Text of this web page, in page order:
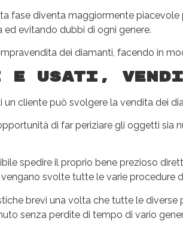
fase diventa maggiormente
evitando dubbi di ogni genere.
dei diamanti, facendo in
e usati,
cliente può svolgere la vendita dei
di far periziare gli oggetti
spedire il proprio bene prezioso
svolte tutte le varie procedure
brevi una volta che tutte le
senza perdite di tempo di vario